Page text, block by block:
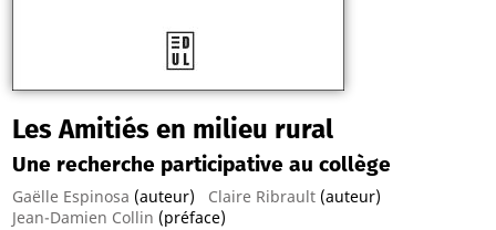
Les Amitiés en milieu rural
Une recherche participative au collège
Gaëlle Espinosa (auteur) Claire Ribrault (auteur)
Jean-Damien Collin (préface)